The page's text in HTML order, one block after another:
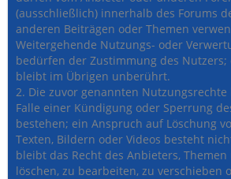
(ausschließlich) innerhalb des Forums
anderen Beiträgen oder Themen
Weitergehende Nutzungs- oder
bedürfen der Zustimmung des
bleibt im Übrigen unberührt.
2. Die zuvor genannten
Falle einer Kündigung oder Sperrung
bestehen; ein Anspruch auf Löschung
Texten, Bildern oder Videos besteht
bleibt das Recht des Anbieters,
löschen, zu bearbeiten, zu verschieben